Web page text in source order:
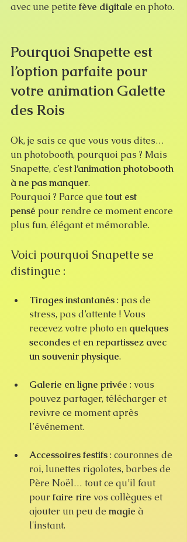
avec une petite fève digitale en photo.
Pourquoi Snapette est
l’option parfaite pour
votre animation Galette
des Rois
Ok, je sais ce que vous vous dites…
un photobooth, pourquoi pas ? Mais
Snapette, c’est l’animation photobooth
à ne pas manquer.
Pourquoi ? Parce que tout est
pensé pour rendre ce moment encore
plus fun, élégant et mémorable.
Voici pourquoi Snapette se
distingue :
Tirages instantanés : pas de
stress, pas d’attente ! Vous
recevez votre photo en quelques
secondes et en repartissez avec
un souvenir physique.
Galerie en ligne privée : vous
pouvez partager, télécharger et
revivre ce moment après
l’événement.
Accessoires festifs : couronnes de
roi, lunettes rigolotes, barbes de
Père Noël… tout ce qu’il faut
pour faire rire vos collègues et
ajouter un peu de magie à
l'instant.